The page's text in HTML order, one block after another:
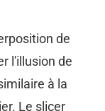
de
l'illusion de
à la
Le slicer